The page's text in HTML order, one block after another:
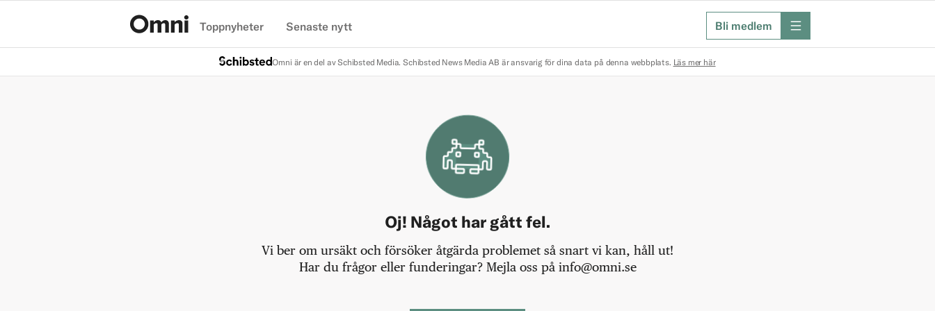
Toppnyheter Senaste nytt Bli medlem meny
Omni är en del av Schibsted Media. Schibsted News Media AB är ansvarig för dina data på denna webbplats. Läs mer här
Oj! Något har gått fel.
Vi ber om ursäkt och försöker åtgärda problemet så snart vi kan, håll ut!
Har du frågor eller funderingar? Mejla oss på info@omni.se